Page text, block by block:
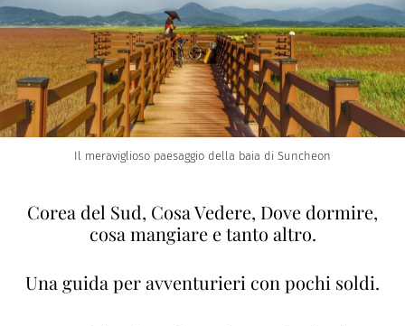
Il meraviglioso paesaggio della baia di Suncheon
Corea del Sud, Cosa Vedere, Dove dormire,
cosa mangiare e tanto altro.
Una guida per avventurieri con pochi soldi.